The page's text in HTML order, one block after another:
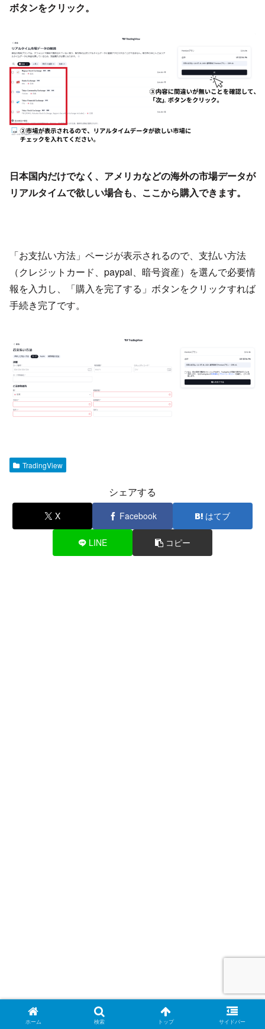
ボタンをクリック。
日本国内だけでなく、アメリカなどの海外の市場データが
リアルタイムで欲しい場合も、ここから購入できます。
「お支払い方法」ページが表示されるので、支払い方法
（クレジットカード、paypal、暗号資産）を選んで必要情
報を入力し、「購入を完了する」ボタンをクリックすれば
手続き完了です。
TradingView
シェアする
X Facebook はてブ
LINE コピー
ホーム 検索 トップ サイドバー